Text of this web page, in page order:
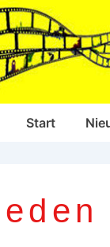
HoofdStart